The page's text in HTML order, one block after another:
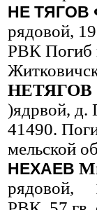
НЕ ТЯГОВ
рядовой,
РВК Погиб
НЕТЯГОВ
)ядрвой, д.
41490.
мельской
НЕХАЕВ
рядовой,